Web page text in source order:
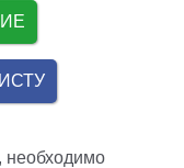
, необходимо